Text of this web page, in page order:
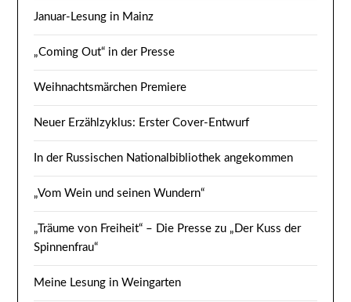
Januar-Lesung in Mainz
„Coming Out“ in der Presse
Weihnachtsmärchen Premiere
Neuer Erzählzyklus: Erster Cover-Entwurf
In der Russischen Nationalbibliothek angekommen
„Vom Wein und seinen Wundern“
„Träume von Freiheit“ – Die Presse zu „Der Kuss der
Spinnenfrau“
Meine Lesung in Weingarten